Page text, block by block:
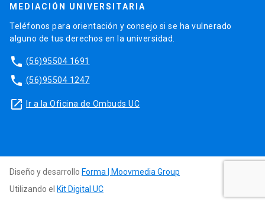
MEDIACIÓN UNIVERSITARIA
Teléfonos para orientación y consejo si se ha vulnerado
alguno de tus derechos en la universidad.
phone (56)95504 1691
phone (56)95504 1247
launch Ir a la Oficina de Ombuds UC
Diseño y desarrollo Forma | Moovmedia Group
Utilizando el Kit Digital UC